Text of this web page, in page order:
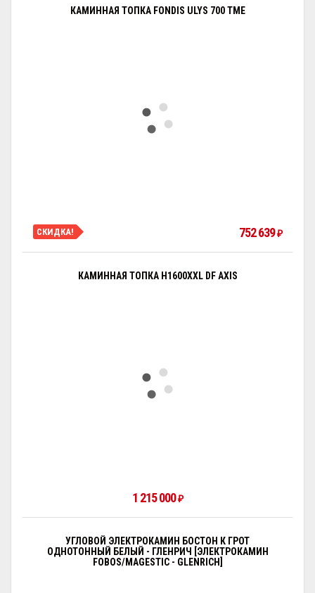
КАМИННАЯ ТОПКА FONDIS ULYS 700 TME
СКИДКА! 752 639₽
КАМИННАЯ ТОПКА H1600XXL DF AXIS
1 215 000₽
УГЛОВОЙ ЭЛЕКТРОКАМИН БОСТОН К ГРОТ
ОДНОТОННЫЙ БЕЛЫЙ - ГЛЕНРИЧ [ЭЛЕКТРОКАМИН
FOBOS/MAGESTIC - GLENRICH]